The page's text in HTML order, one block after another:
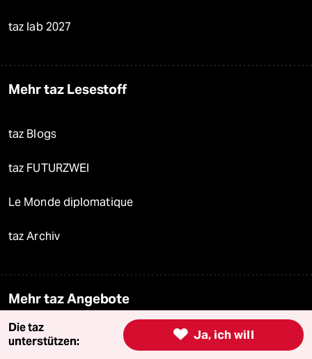
taz lab 2027
Mehr taz Lesestoff
taz Blogs
taz FUTURZWEI
Le Monde diplomatique
taz Archiv
Mehr taz Angebote
Reisen
 Ja, ich will
Die taz
unterstützen: